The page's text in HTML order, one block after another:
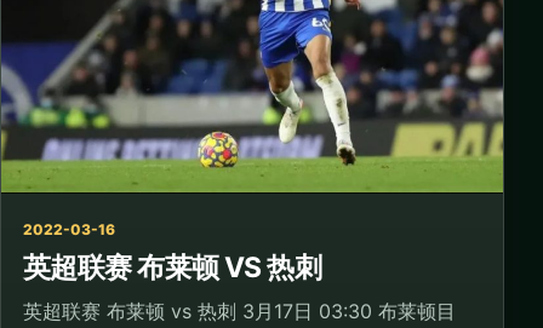
2022-03-16
英超联赛 布莱顿 VS 热刺
英超联赛 布莱顿 vs 热刺 3月17日 03:30 布莱顿目